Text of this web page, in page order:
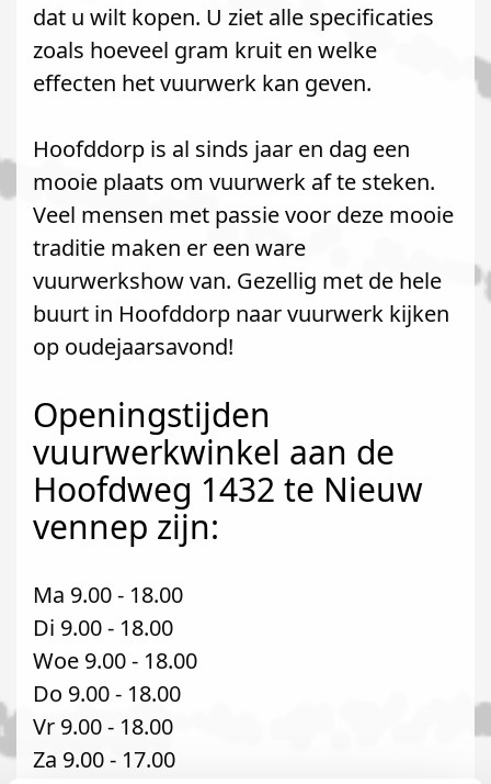
dat u wilt kopen. U ziet alle specificaties
zoals hoeveel gram kruit en welke
effecten het vuurwerk kan geven.
Hoofddorp is al sinds jaar en dag een
mooie plaats om vuurwerk af te steken.
Veel mensen met passie voor deze mooie
traditie maken er een ware
vuurwerkshow van. Gezellig met de hele
buurt in Hoofddorp naar vuurwerk kijken
op oudejaarsavond!
Openingstijden
vuurwerkwinkel aan de
Hoofdweg 1432 te Nieuw
vennep zijn:
Ma 9.00 - 18.00
Di 9.00 - 18.00
Woe 9.00 - 18.00
Do 9.00 - 18.00
Vr 9.00 - 18.00
Za 9.00 - 17.00